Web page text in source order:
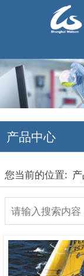
产品中心
您当前的位置: